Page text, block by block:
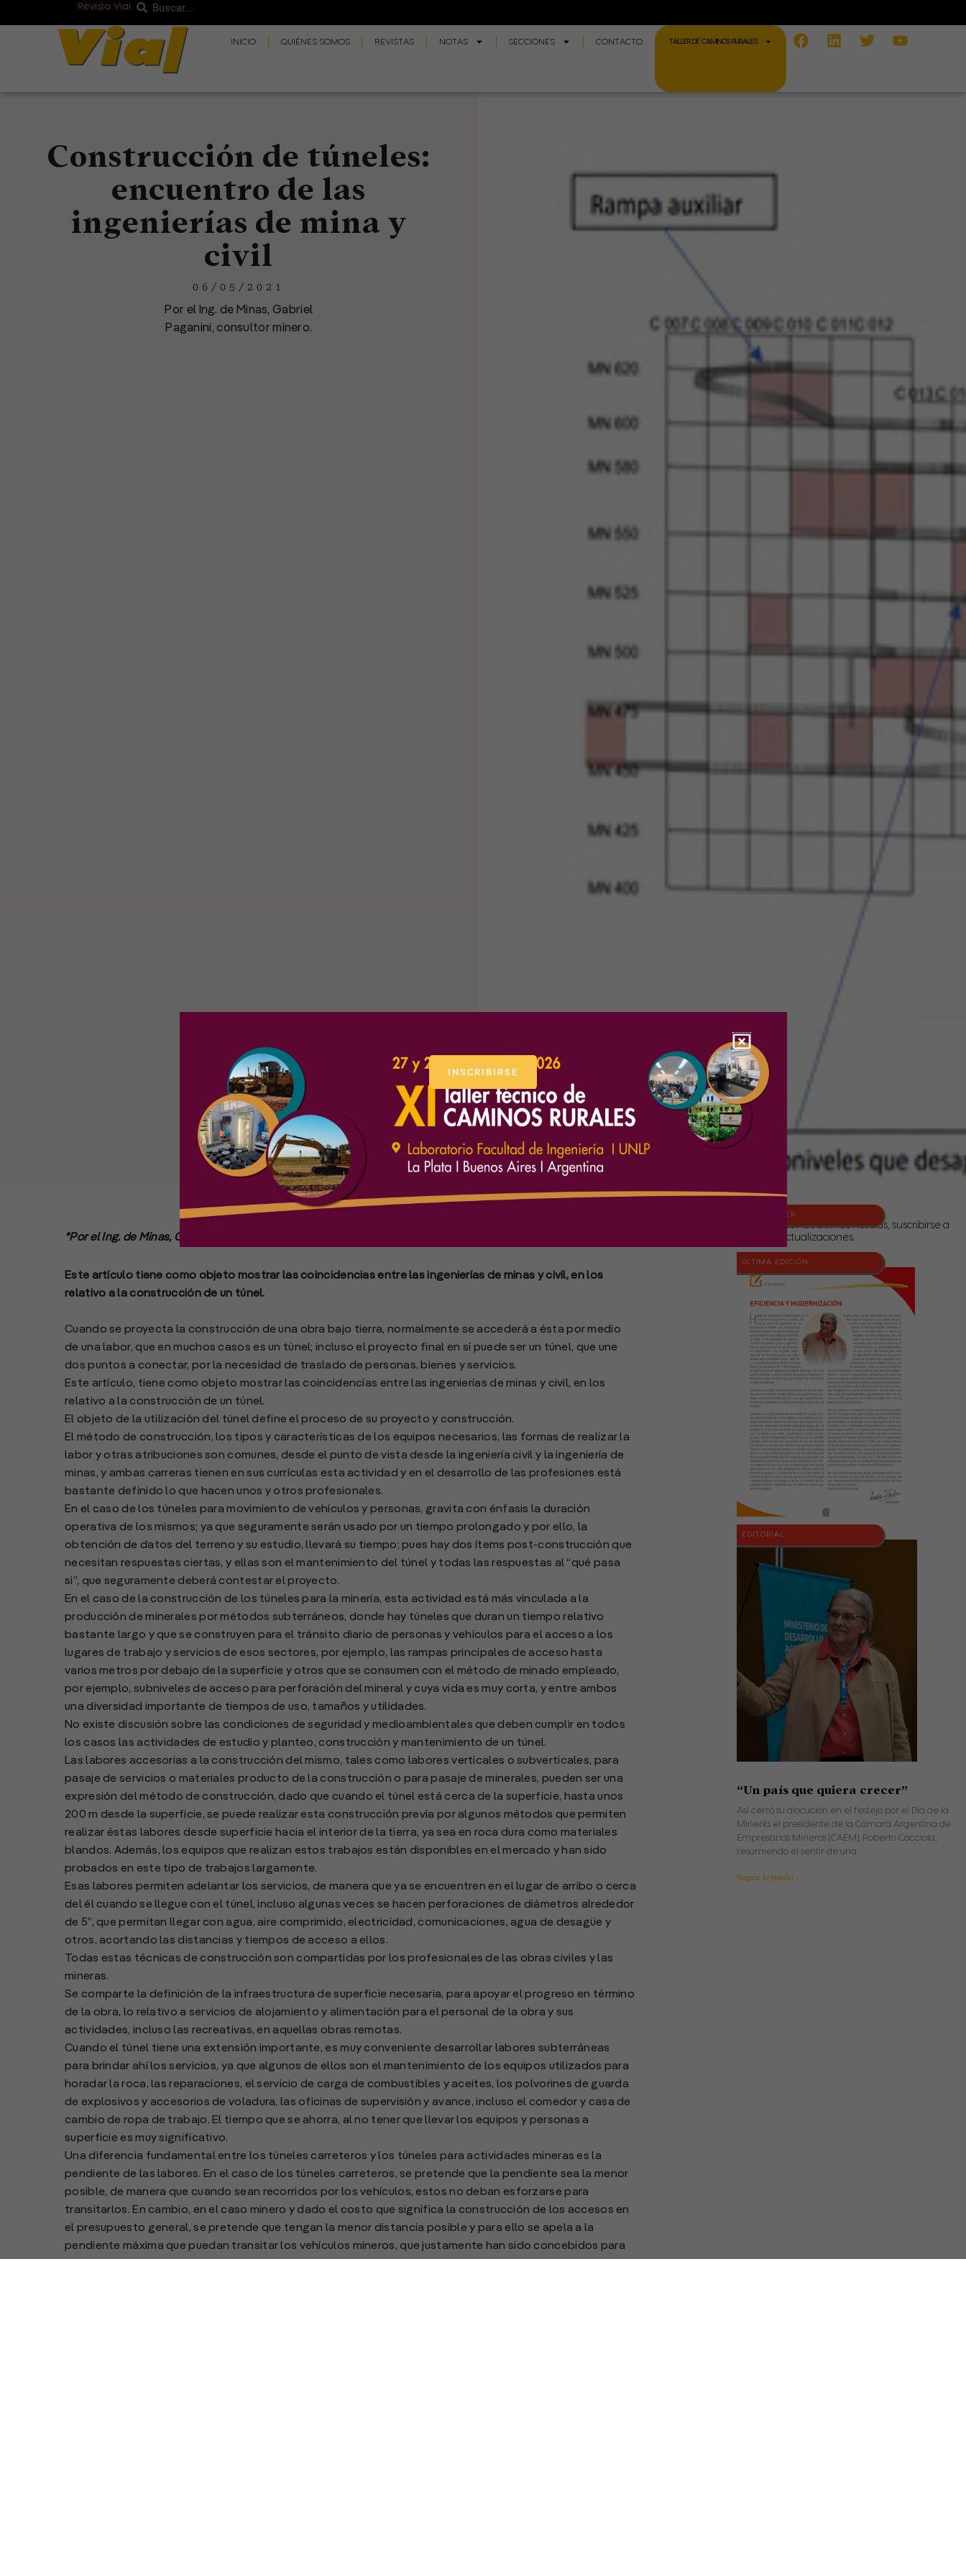
Revista Vial Buscar
Buscar
INICIO QUIÉNES SOMOS REVISTAS NOTAS SECCIONES CONTACTO TALLER DE CAMINOS RURALES
Facebook
LinkedinTwitterYoutube
Construcción de túneles:
encuentro de las
ingenierías de mina y
civil
06/05/2021
Por el Ing. de Minas, Gabriel
Paganini, consultor minero.
Para conocer las últimas noticias, suscribirse a
nuestras actualizaciones.
ÚLTIMA EDICIÓN
NEWSLETTER
EDITORIAL
“Un país que quiera crecer”
Así cerró su alocución en el festejo por el Día de la
Minería el presidente de la Cámara Argentina de
Empresarios Mineros (CAEM), Roberto Cacciola,
resumiendo el sentir de una
Seguir leyendo »
*Por el Ing. de Minas, Gabriel Paganini, consultor minero.
Este artículo tiene como objeto mostrar las coincidencias entre las ingenierías de minas y civil, en los
relativo a la construcción de un túnel.
Cuando se proyecta la construcción de una obra bajo tierra, normalmente se accederá a ésta por medio
de una labor, que en muchos casos es un túnel; incluso el proyecto final en sí puede ser un túnel, que une
dos puntos a conectar, por la necesidad de traslado de personas, bienes y servicios.
Este artículo, tiene como objeto mostrar las coincidencias entre las ingenierías de minas y civil, en los
relativo a la construcción de un túnel.
El objeto de la utilización del túnel define el proceso de su proyecto y construcción.
El método de construcción, los tipos y características de los equipos necesarios, las formas de realizar la
labor y otras atribuciones son comunes, desde el punto de vista desde la ingeniería civil y la ingeniería de
minas, y ambas carreras tienen en sus currículas esta actividad y en el desarrollo de las profesiones está
bastante definido lo que hacen unos y otros profesionales.
En el caso de los túneles para movimiento de vehículos y personas, gravita con énfasis la duración
operativa de los mismos; ya que seguramente serán usado por un tiempo prolongado y por ello, la
obtención de datos del terreno y su estudio, llevará su tiempo; pues hay dos ítems post-construcción que
necesitan respuestas ciertas, y ellas son el mantenimiento del túnel y todas las respuestas al “qué pasa
si”, que seguramente deberá contestar el proyecto.
En el caso de la construcción de los túneles para la minería, esta actividad está más vinculada a la
producción de minerales por métodos subterráneos, donde hay túneles que duran un tiempo relativo
bastante largo y que se construyen para el tránsito diario de personas y vehículos para el acceso a los
lugares de trabajo y servicios de esos sectores, por ejemplo, las rampas principales de acceso hasta
varios metros por debajo de la superficie y otros que se consumen con el método de minado empleado,
por ejemplo, subniveles de acceso para perforación del mineral y cuya vida es muy corta, y entre ambos
una diversidad importante de tiempos de uso, tamaños y utilidades.
No existe discusión sobre las condiciones de seguridad y medioambientales que deben cumplir en todos
los casos las actividades de estudio y planteo, construcción y mantenimiento de un túnel.
Las labores accesorias a la construcción del mismo, tales como labores verticales o subverticales, para
pasaje de servicios o materiales producto de la construcción o para pasaje de minerales, pueden ser una
expresión del método de construcción, dado que cuando el túnel está cerca de la superficie, hasta unos
200 m desde la superficie, se puede realizar esta construcción previa por algunos métodos que permiten
realizar éstas labores desde superficie hacia el interior de la tierra, ya sea en roca dura como materiales
blandos. Además, los equipos que realizan estos trabajos están disponibles en el mercado y han sido
probados en este tipo de trabajos largamente.
Esas labores permiten adelantar los servicios, de manera que ya se encuentren en el lugar de arribo o cerca
del él cuando se llegue con el túnel, incluso algunas veces se hacen perforaciones de diámetros alrededor
de 5”, que permitan llegar con agua, aire comprimido, electricidad, comunicaciones, agua de desagüe y
otros, acortando las distancias y tiempos de acceso a ellos.
Todas estas técnicas de construcción son compartidas por los profesionales de las obras civiles y las
mineras.
Se comparte la definición de la infraestructura de superficie necesaria, para apoyar el progreso en término
de la obra, lo relativo a servicios de alojamiento y alimentación para el personal de la obra y sus
actividades, incluso las recreativas, en aquellas obras remotas.
Cuando el túnel tiene una extensión importante, es muy conveniente desarrollar labores subterráneas
para brindar ahí los servicios, ya que algunos de ellos son el mantenimiento de los equipos utilizados para
horadar la roca, las reparaciones, el servicio de carga de combustibles y aceites, los polvorines de guarda
de explosivos y accesorios de voladura, las oficinas de supervisión y avance, incluso el comedor y casa de
cambio de ropa de trabajo. El tiempo que se ahorra, al no tener que llevar los equipos y personas a
superficie es muy significativo.
Una diferencia fundamental entre los túneles carreteros y los túneles para actividades mineras es la
pendiente de las labores. En el caso de los túneles carreteros, se pretende que la pendiente sea la menor
posible, de manera que cuando sean recorridos por los vehículos, estos no deban esforzarse para
transitarlos. En cambio, en el caso minero y dado el costo que significa la construcción de los accesos en
el presupuesto general, se pretende que tengan la menor distancia posible y para ello se apela a la
pendiente máxima que puedan transitar los vehículos mineros, que justamente han sido concebidos para
INSCRIBIRSE